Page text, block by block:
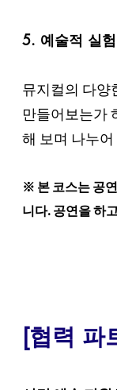
5. 예술적 실
뮤지컬의 다양
만들어보는가
해 보며 나누어
※ 본 코스는 공
니다. 공연을 하
[협력 파